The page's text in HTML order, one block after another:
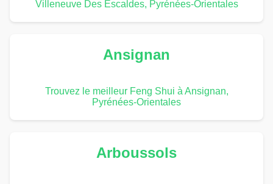
Villeneuve Des Escaldes, Pyrénées-Orientales
Ansignan
Trouvez le meilleur Feng Shui à Ansignan,
Pyrénées-Orientales
Arboussols